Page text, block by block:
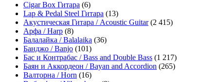
Cigar Box Гитара (6)
Lap & Pedal Steel Гитара (13)
Акустическая Гитара / Acoustic Guitar(2 415)
Арфа / Harp (8)
Балалайка / Balalaika (36)
Банджо / Banjo (101)
Бас и Контрабас / Bass and Double Bass (1 217)
Баян и Аккордеон / Bayan and Accordion (265)
Валторна / Horn (16)